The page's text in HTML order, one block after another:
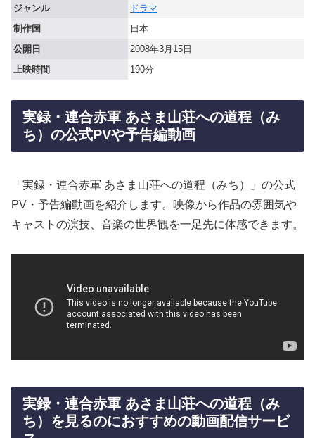
ジャンル
ドラマ
制作国
日本
公開日
2008年3月15日
上映時間
190分
実録・連合赤軍 あさま山荘への道程（み
ち）の公式PVや予告編動画
「実録・連合赤軍 あさま山荘への道程（みち）」の公式
PV・予告編動画を紹介します。映像から作品の雰囲気や
キャストの演技、音楽の世界観を一足先に体感できます。
実録・連合赤軍 あさま山荘への道程（み
ち）を見るのにおすすめの動画配信サービ